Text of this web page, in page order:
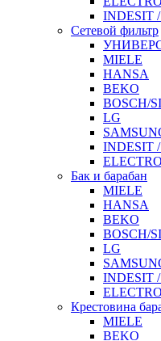
INDESIT
Сетевой фильтр
MIELE
HANSA
BEKO
BOSCH/
LG
INDESIT
Бак и барабан
MIELE
HANSA
BEKO
BOSCH/
LG
INDESIT
Крестовина
MIELE
BEKO